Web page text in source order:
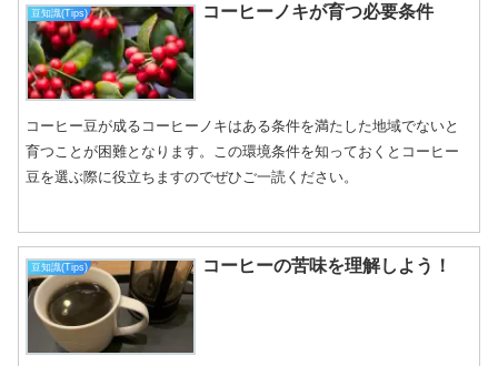
豆知識(Tips) コーヒーノキが育つ必要条件
コーヒー豆が成るコーヒーノキはある条件を満たした地域でないと
育つことが困難となります。この環境条件を知っておくとコーヒー
豆を選ぶ際に役立ちますのでぜひご一読ください。
豆知識(Tips) コーヒーの苦味を理解しよう！